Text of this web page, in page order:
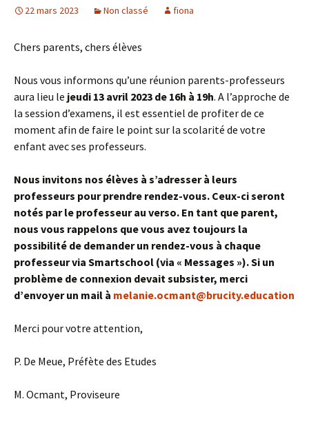
22 mars 2023 Non classé fiona
Chers parents, chers élèves
Nous vous informons qu’une réunion parents-professeurs
aura lieu le jeudi 13 avril 2023 de 16h à 19h. A l’approche de
la session d’examens, il est essentiel de profiter de ce
moment afin de faire le point sur la scolarité de votre
enfant avec ses professeurs.
Nous invitons nos élèves à s’adresser à leurs
professeurs pour prendre rendez-vous. Ceux-ci seront
notés par le professeur au verso. En tant que parent,
nous vous rappelons que vous avez toujours la
possibilité de demander un rendez-vous à chaque
professeur via Smartschool (via « Messages »). Si un
problème de connexion devait subsister, merci
d’envoyer un mail à melanie.ocmant@brucity.education
Merci pour votre attention,
P. De Meue, Préfète des Etudes
M. Ocmant, Proviseure